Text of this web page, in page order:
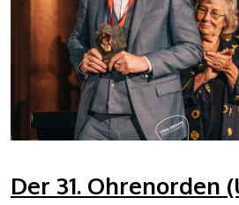
Der 31. Ohrenorden